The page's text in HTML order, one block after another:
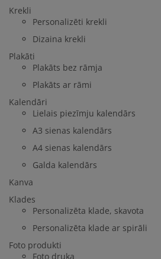
Krekli
Personalizēti krekli
Dizaina krekli
Plakāti
Plakāts bez rāmja
Plakāts ar rāmi
Kalendāri
Lielais piezīmju kalendārs
A3 sienas kalendārs
A4 sienas kalendārs
Galda kalendārs
Kanva
Klades
Personalizēta klade, skavota
Personalizēta klade ar spirāli
Foto produkti
Foto druka